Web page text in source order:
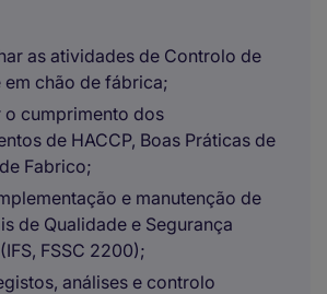
as atividades de Controlo de
em chão de fábrica;
o cumprimento dos
de HACCP, Boas Práticas de
Fabrico;
e manutenção de
de Qualidade e Segurança
FSSC 2200);
análises e controlo